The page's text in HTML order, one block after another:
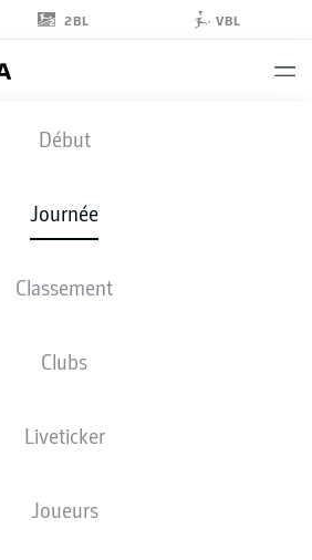
2BL VBL
Début
Journée
Classement
Clubs
Liveticker
Joueurs
SCF - FCU
STATISTIQUES
seront annoncées